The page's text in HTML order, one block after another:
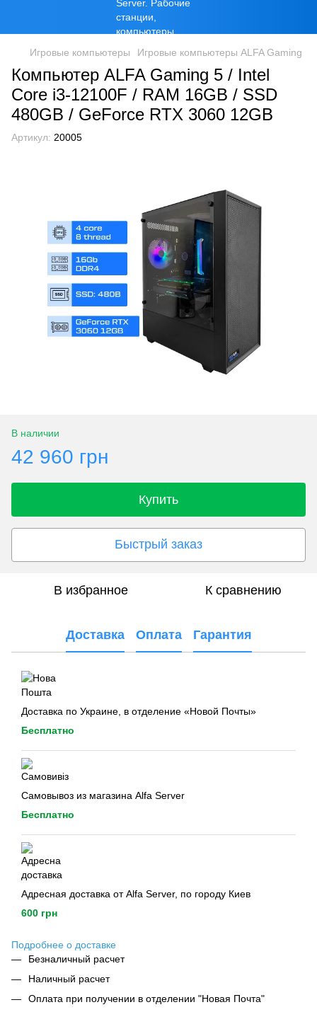
Игровые компьютеры Игровые компьютеры ALFA Gaming
Компьютер ALFA Gaming 5 / Intel
Core i3-12100F / RAM 16GB / SSD
480GB / GeForce RTX 3060 12GB
Артикул: 20005
В наличии
42 960 грн
Купить
Быстрый заказ
В избранное К сравнению
Доставка Оплата Гарантия
Доставка по Украине, в отделение «Новой Почты»
Бесплатно
Самовывоз из магазина Alfa Server
Бесплатно
Адресная доставка от Alfa Server, по городу Киев
600 грн
Подробнее о доставке
Безналичный расчет
Наличный расчет
Оплата при получении в отделении "Новая Почта"